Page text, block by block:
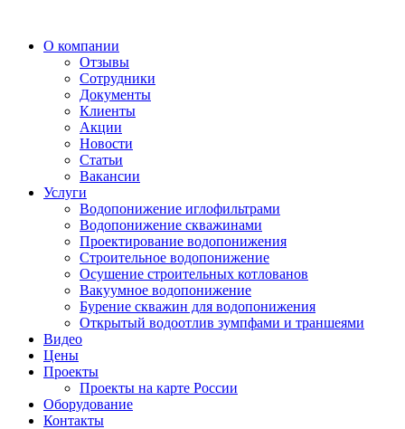
О компании
Отзывы
Сотрудники
Документы
Клиенты
Акции
Новости
Статьи
Вакансии
Услуги
Водопонижение иглофильтрами
Водопонижение скважинами
Проектирование водопонижения
Строительное водопонижение
Осушение строительных котлованов
Вакуумное водопонижение
Бурение скважин для водопонижения
Открытый водоотлив зумпфами и траншеями
Видео
Цены
Проекты
Проекты на карте России
Оборудование
Контакты